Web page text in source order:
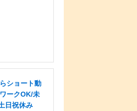
ショート動
ークOK/未
日祝休み